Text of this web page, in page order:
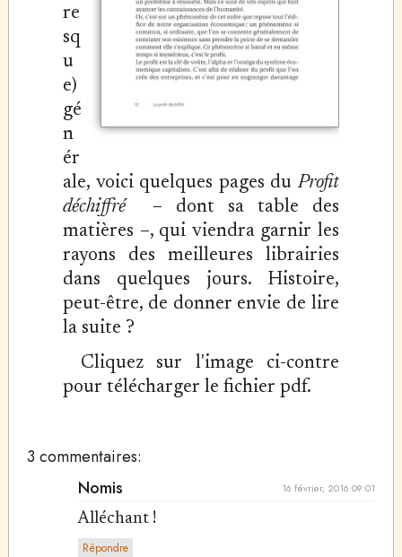
re
sq
u
e)
gé
n
ér
ale, voici quelques pages duProfit
déchiffré– dont sa table des
matières –, qui viendra garnir les
rayons des meilleures librairies
dans quelques jours. Histoire,
peut-être, de donner envie de lire
la suite ?
Cliquez sur l'image ci-contre
pour télécharger le fichier pdf.
3 commentaires:
Nomis
16 février, 2016 09:01
Alléchant !
Répondre